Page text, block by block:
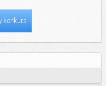
konkurs